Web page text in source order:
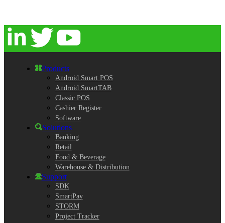
Products
Android Smart POS
Android SmartTAB
Classic POS
Cashier Register
Software
Solutions
Banking
Retail
Food & Beverage
Warehouse & Distribution
Support
SDK
SmartPay
STORM
Project Tracker